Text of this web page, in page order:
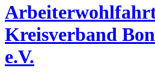
Kreisverband
e.V.